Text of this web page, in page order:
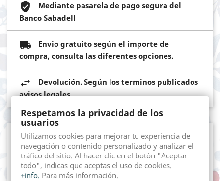
Mediante pasarela de pago segura del
Banco Sabadell
Envio gratuito según el importe de
compra, consulta las diferentes opciones.
Devolución. Según los terminos publicados
avisos legales.
Descripción Detalles del producto
Mantelería en lona de algodón 100%. Estampado en
Toile de Jouy.
Respetamos la privacidad de los
usuarios
Utilizamos cookies para mejorar tu experiencia de
navegación o contenido personalizado y analizar el
tráfico del sitio. Al hacer clic en el botón "Aceptar
todo", indicas que aceptas el uso de cookies.
+info. Para más información.